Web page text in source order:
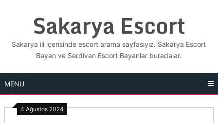
Sakarya Escort
Sakarya ili içerisinde escort arama sayfasıyız. Sakarya Escort
Bayan ve Serdivan Escort Bayanlar buradalar.
MENU
4 Ağustos 2024